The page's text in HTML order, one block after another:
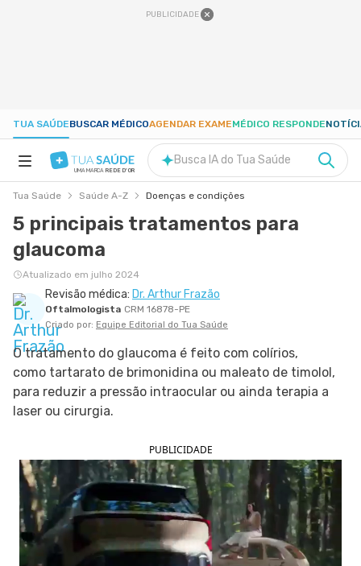
PUBLICIDADE
TUA SAÚDEBUSCAR MÉDICOAGENDAR EXAMEMÉDICO RESPONDE
NUTRIÇÃO
GRAVIDEZ
BEM-ESTAR
SIGA O TUA SAÚDE NAS REDES SOCIAIS
UMA MARCA REDE D'OR
Busca IA do Tua Saúde
Tua Saúde Saúde A-Z Doenças e condições
5 principais tratamentos para
glaucoma
Atualizado em julho 2024
Revisão médica: Dr. Arthur Frazão
Oftalmologista CRM 16878-PE
Criado por: Equipe Editorial do Tua Saúde
O tratamento do glaucoma é feito com colírios,
como tartarato de brimonidina ou maleato de timolol,
para reduzir a pressão intraocular ou ainda terapia a
laser ou cirurgia.
PUBLICIDADE